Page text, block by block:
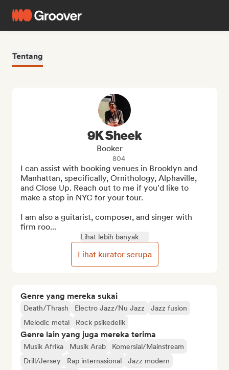
Tentang
Genre yang mereka sukai
Death/Thrash Electro Jazz/Nu Jazz
Jazz fusion
Melodic metal
Rock psikedelik
Genre lain yang juga mereka terima
Musik Afrika Musik Arab
Komersial/Mainstream
Drill/Jersey
Rap internasional
Jazz modern
9K Sheek
Booker
804
I can assist with booking venues in Brooklyn and
Manhattan, specifically, Ornithology, Alphaville,
and Close Up. Reach out to me if you'd like to
make a stop in NYC for your tour.
I am also a guitarist, composer, and singer with
firm roo...
Lihat lebih banyak
Lihat kurator serupa